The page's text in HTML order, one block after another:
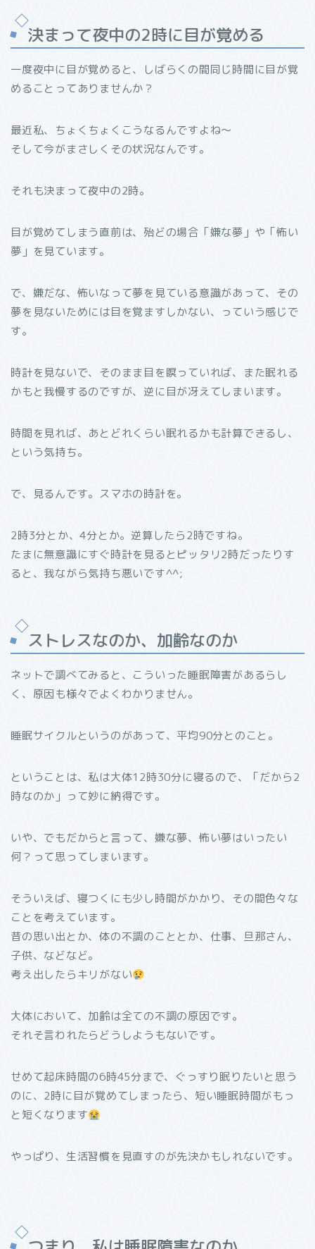
決まって夜中の2時に目が覚める
一度夜中に目が覚めると、しばらくの間同じ時間に目が覚
めることってありませんか？
最近私、ちょくちょくこうなるんですよね〜
そして今がまさしくその状況なんです。
それも決まって夜中の2時。
目が覚めてしまう直前は、殆どの場合「嫌な夢」や「怖い
夢」を見ています。
で、嫌だな、怖いなって夢を見ている意識があって、その
夢を見ないためには目を覚ますしかない、っていう感じで
す。
時計を見ないで、そのまま目を瞑っていれば、また眠れる
かもと我慢するのですが、逆に目が冴えてしまいます。
時間を見れば、あとどれくらい眠れるかも計算できるし、
という気持ち。
で、見るんです。スマホの時計を。
2時3分とか、4分とか。逆算したら2時ですね。
たまに無意識にすぐ時計を見るとピッタリ2時だったりす
ると、我ながら気持ち悪いです^^;
ストレスなのか、加齢なのか
ネットで調べてみると、こういった睡眠障害があるらし
く、原因も様々でよくわかりません。
睡眠サイクルというのがあって、平均90分とのこと。
ということは、私は大体12時30分に寝るので、「だから2
時なのか」って妙に納得です。
いや、でもだからと言って、嫌な夢、怖い夢はいったい
何？って思ってしまいます。
そういえば、寝つくにも少し時間がかかり、その間色々な
ことを考えています。
昔の思い出とか、体の不調のこととか、仕事、旦那さん、
子供、などなど。
考え出したらキリがない
大体において、加齢は全ての不調の原因です。
それそ言われたらどうしようもないです。
せめて起床時間の6時45分まで、ぐっすり眠りたいと思う
のに、2時に目が覚めてしまったら、短い睡眠時間がもっ
と短くなります
やっぱり、生活習慣を見直すのが先決かもしれないです。